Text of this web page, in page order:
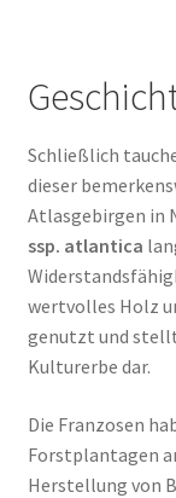
Schließlich
dieser
Atlasgebirgen in
ssp. atlantica
wertvolles Holz
genutzt und
Kulturerbe dar.
Die Franzosen
Forstplantagen
Herstellung von